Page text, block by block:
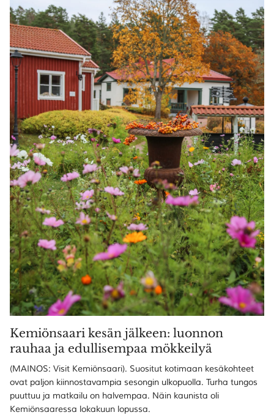
Kemiönsaari kesän jälkeen: luonnon
rauhaa ja edullisempaa mökkeilyä
(MAINOS: Visit Kemiönsaari). Suositut kotimaan kesäkohteet
ovat paljon kiinnostavampia sesongin ulkopuolla. Turha tungos
puuttuu ja matkailu on halvempaa. Näin kaunista oli
Kemiönsaaressa lokakuun lopussa.